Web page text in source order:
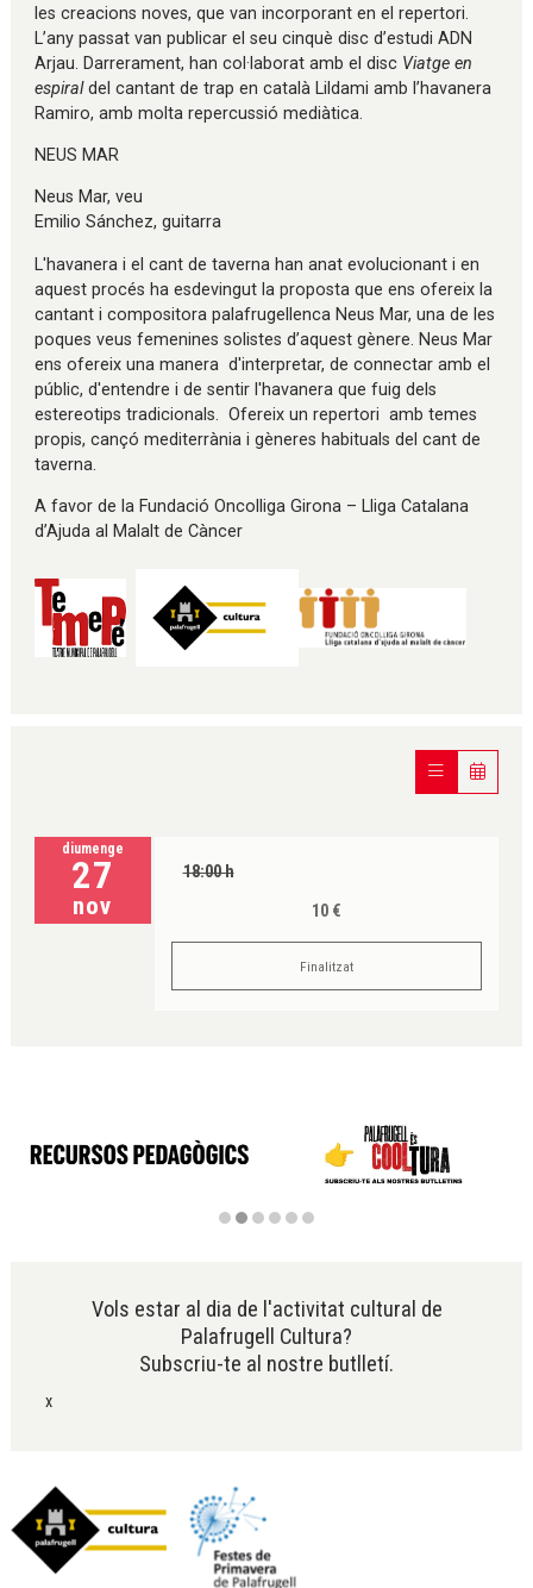
les creacions noves, que van incorporant en el repertori.
L’any passat van publicar el seu cinquè disc d’estudi ADN
Arjau. Darrerament, han col·laborat amb el disc Viatge en
espiraldel cantant de trap en català Lildami amb l’havanera
Ramiro, amb molta repercussió mediàtica.
NEUS MAR
Neus Mar, veu
Emilio Sánchez, guitarra
L'havanera i el cant de taverna han anat evolucionant i en
aquest procés ha esdevingut la proposta que ens ofereix la
cantant i compositora palafrugellenca Neus Mar, una de les
poques veus femenines solistes d’aquest gènere. Neus Mar
ens ofereix una manera d'interpretar, de connectar amb el
públic, d'entendre i de sentir l'havanera que fuig dels
estereotips tradicionals. Ofereix un repertori amb temes
propis, cançó mediterrània i gèneres habituals del cant de
taverna.
A favor de la Fundació Oncolliga Girona – Lliga Catalana
d’Ajuda al Malalt de Càncer
diumenge
27
nov
18:00 h
10 €
Finalitzat
Vols estar al dia de l'activitat cultural de
Palafrugell Cultura?
Subscriu-te al nostre butlletí.
x